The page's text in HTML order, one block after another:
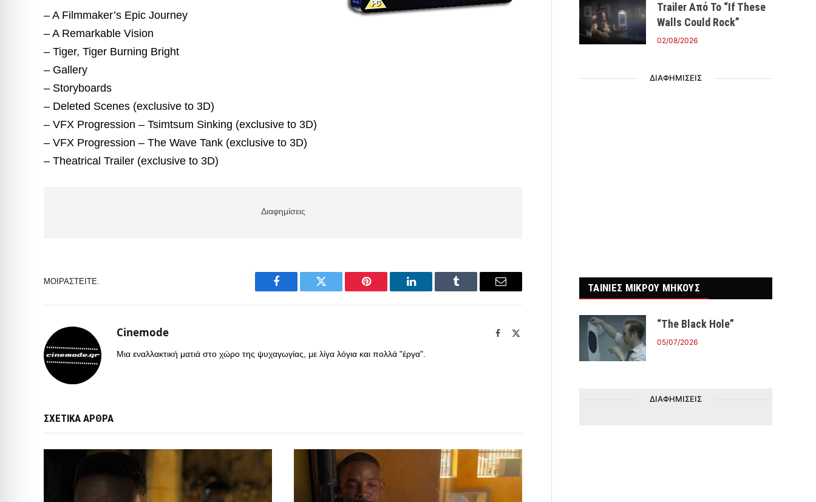
– A Filmmaker’s Epic Journey
– A Remarkable Vision
– Tiger, Tiger Burning Bright
– Gallery
– Storyboards
– Deleted Scenes (exclusive to 3D)
– VFX Progression – Tsimtsum Sinking (exclusive to 3D)
– VFX Progression – The Wave Tank (exclusive to 3D)
– Theatrical Trailer (exclusive to 3D)
Διαφημίσεις
ΜΟΙΡΑΣΤΕΊΤΕ.
Facebook Twitter Pinterest LinkedIn Tumblr Email
Cinemode Facebook
Μια εναλλακτική ματιά στο χώρο της ψυχαγωγίας, με λίγα λόγια και πολλά "έργα".
ΣΧΕΤΙΚΑ ΑΡΘΡΑ
Trailer Από Το “If These
Walls Could Rock”
02/08/2026
ΔΙΑΦΗΜΙΣΕΙΣ
ΤΑΙΝΙΕΣ ΜΙΚΡΟΥ ΜΗΚΟΥΣ
“The Black Hole”
05/07/2026
ΔΙΑΦΗΜΙΣΕΙΣ